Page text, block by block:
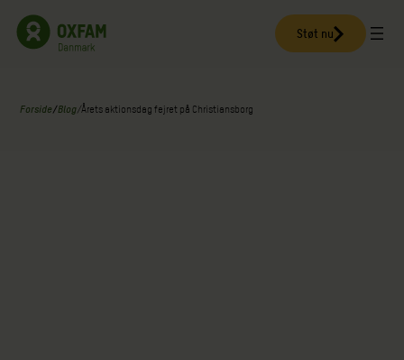
Spring
Støt nu
Forside/Blog/Årets aktionsdag fejret på Christiansborg